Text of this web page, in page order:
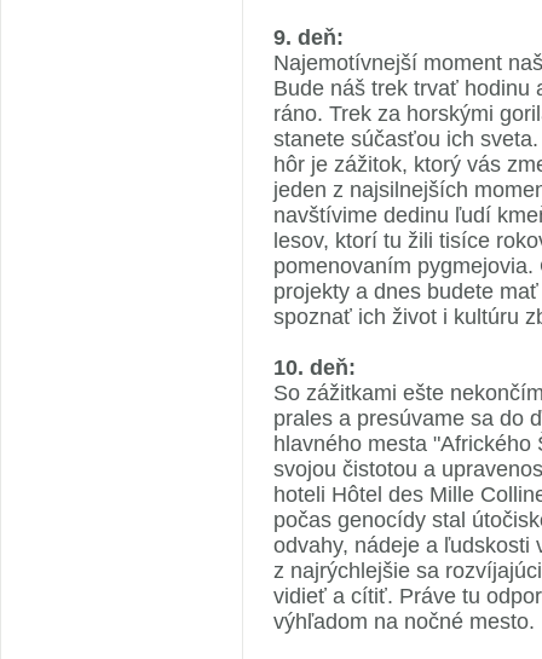
9. deň:
Najemotívnejší moment
Bude náš trek trvať hodinu
ráno. Trek za horskými
stanete súčasťou ich
hôr je zážitok, ktorý vás
jeden z najsilnejších
navštívime dedinu ľudí
lesov, ktorí tu žili tisíce
pomenovaním
projekty a dnes budete
spoznať ich život i kultúru
10. deň:
So zážitkami ešte
prales a presúvame sa do
hlavného mesta
svojou čistotou a
hoteli Hôtel des Mille
počas genocídy stal
odvahy, nádeje a ľudskosti
z najrýchlejšie sa
vidieť a cítiť. Práve tu
výhľadom na nočné mesto.